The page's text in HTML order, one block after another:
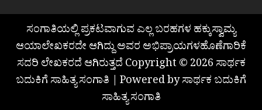
ಸಂಗಾತಿಯಲ್ಲಿ ಪ್ರಕಟವಾಗುವ ಎಲ್ಲ ಬರಹಗಳ ಹಕ್ಕುಸ್ವಾಮ್ಯ
ಆಯಾಲೇಖಕರದೇ ಆಗಿದ್ದು ಅವರ ಅಭಿಪ್ರಾಯಗಳಹೊಣೆಗಾರಿಕೆ
ಸದರಿ ಲೇಖಕರದೆ ಆಗಿರುತ್ತದೆ Copyright © 2026 ಸಾರ್ಥಕ
ಬದುಕಿಗೆ ಸಾಹಿತ್ಯ ಸಂಗಾತಿ | Powered by ಸಾರ್ಥಕ ಬದುಕಿಗೆ
ಸಾಹಿತ್ಯ ಸಂಗಾತಿ